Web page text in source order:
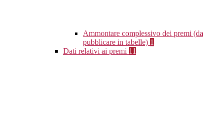
Ammontare complessivo dei premi (da
pubblicare in tabelle) 1
Dati relativi ai premi 11